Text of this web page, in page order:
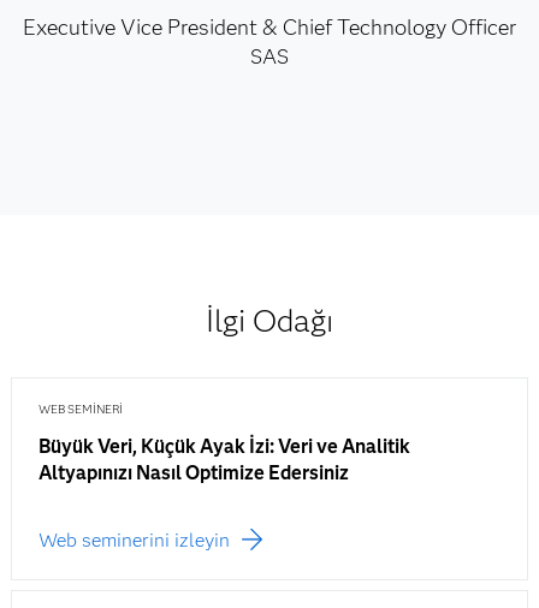
Executive Vice President & Chief Technology Officer
SAS
İlgi Odağı
WEB SEMINERI
Büyük Veri, Küçük Ayak İzi: Veri ve Analitik
Altyapınızı Nasıl Optimize Edersiniz
Web seminerini izleyin